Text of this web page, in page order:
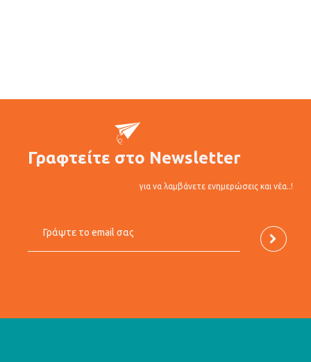
Γραφτείτε στο Newsletter
για να λαμβάνετε ενημερώσεις και νέα..!